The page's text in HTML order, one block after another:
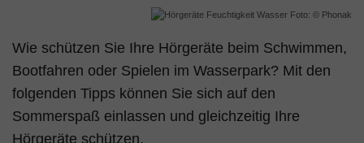
Foto: © Phonak
Wie schützen Sie Ihre Hörgeräte beim Schwimmen,
Bootfahren oder Spielen im Wasserpark? Mit den
folgenden Tipps können Sie sich auf den
Sommerspaß einlassen und gleichzeitig Ihre
Hörgeräte schützen.